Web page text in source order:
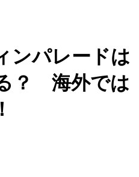
ンパレードは
？ 海外では